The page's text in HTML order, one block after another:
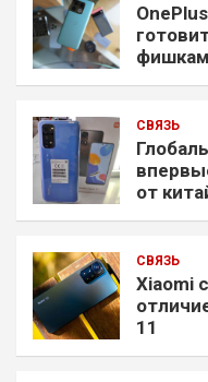
СВЯЗЬ
от
СВЯЗЬ
Xiaomi
11